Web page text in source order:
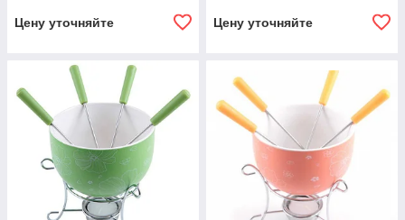
Цену уточняйте Цену уточняйте